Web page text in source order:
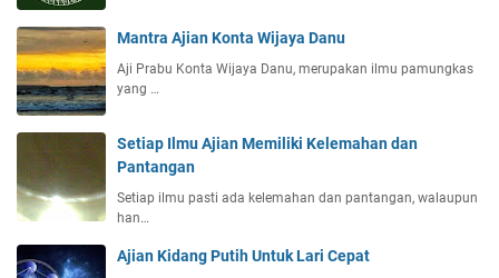
Mantra Ajian Konta Wijaya Danu
Aji Prabu Konta Wijaya Danu, merupakan ilmu pamungkas
yang …
Setiap Ilmu Ajian Memiliki Kelemahan dan
Pantangan
Setiap ilmu pasti ada kelemahan dan pantangan, walaupun
han…
Ajian Kidang Putih Untuk Lari Cepat